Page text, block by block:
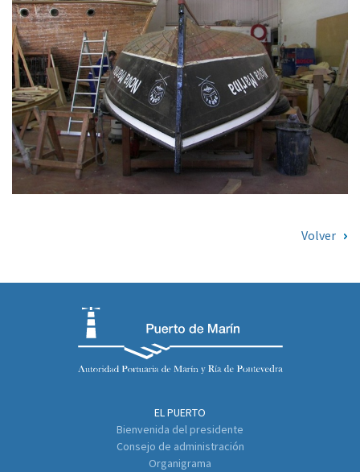
Volver
EL PUERTO
Bienvenida del presidente
Consejo de administración
Organigrama